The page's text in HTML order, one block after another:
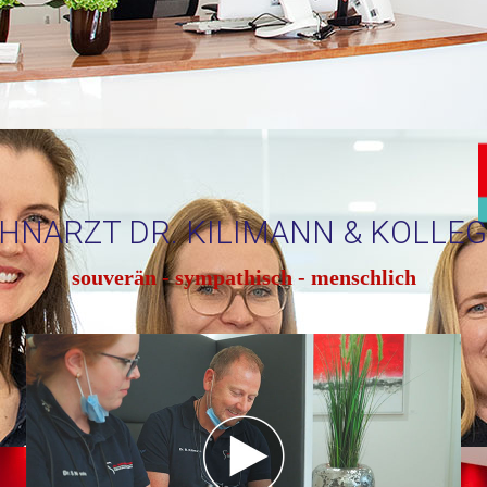
DR. KILIMANN &
souverän - sympathisch - menschlich